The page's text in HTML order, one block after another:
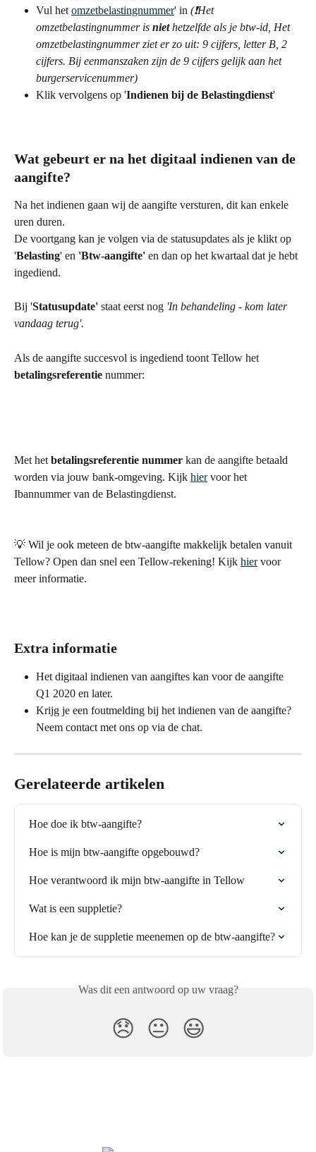
Vul het omzetbelastingnummer' in (❗️Het
omzetbelastingnummer is niet hetzelfde als je btw-id, Het
omzetbelastingnummer ziet er zo uit: 9 cijfers, letter B, 2
cijfers. Bij eenmanszaken zijn de 9 cijfers gelijk aan het
burgerservicenummer)
Klik vervolgens op 'Indienen bij de Belastingdienst'
Wat gebeurt er na het digitaal indienen van de
aangifte?
Na het indienen gaan wij de aangifte versturen, dit kan enkele
uren duren.
De voortgang kan je volgen via de statusupdates als je klikt op
'Belasting' en 'Btw-aangifte' en dan op het kwartaal dat je hebt
ingediend.
Bij 'Statusupdate' staat eerst nog 'In behandeling - kom later
vandaag terug'.
Als de aangifte succesvol is ingediend toont Tellow het
betalingsreferentie nummer:
Met het betalingsreferentie nummer kan de aangifte betaald
worden via jouw bank-omgeving. Kijk hier voor het
Ibannummer van de Belastingdienst.
💡 Wil je ook meteen de btw-aangifte makkelijk betalen vanuit
Tellow? Open dan snel een Tellow-rekening! Kijk hier voor
meer informatie.
Extra informatie
Het digitaal indienen van aangiftes kan voor de aangifte
Q1 2020 en later.
Krijg je een foutmelding bij het indienen van de aangifte?
Neem contact met ons op via de chat.
Gerelateerde artikelen
Hoe doe ik btw-aangifte?
Hoe is mijn btw-aangifte opgebouwd?
Hoe verantwoord ik mijn btw-aangifte in Tellow
Wat is een suppletie?
Hoe kan je de suppletie meenemen op de btw-aangifte?
Was dit een antwoord op uw vraag?
😞 😐 😃